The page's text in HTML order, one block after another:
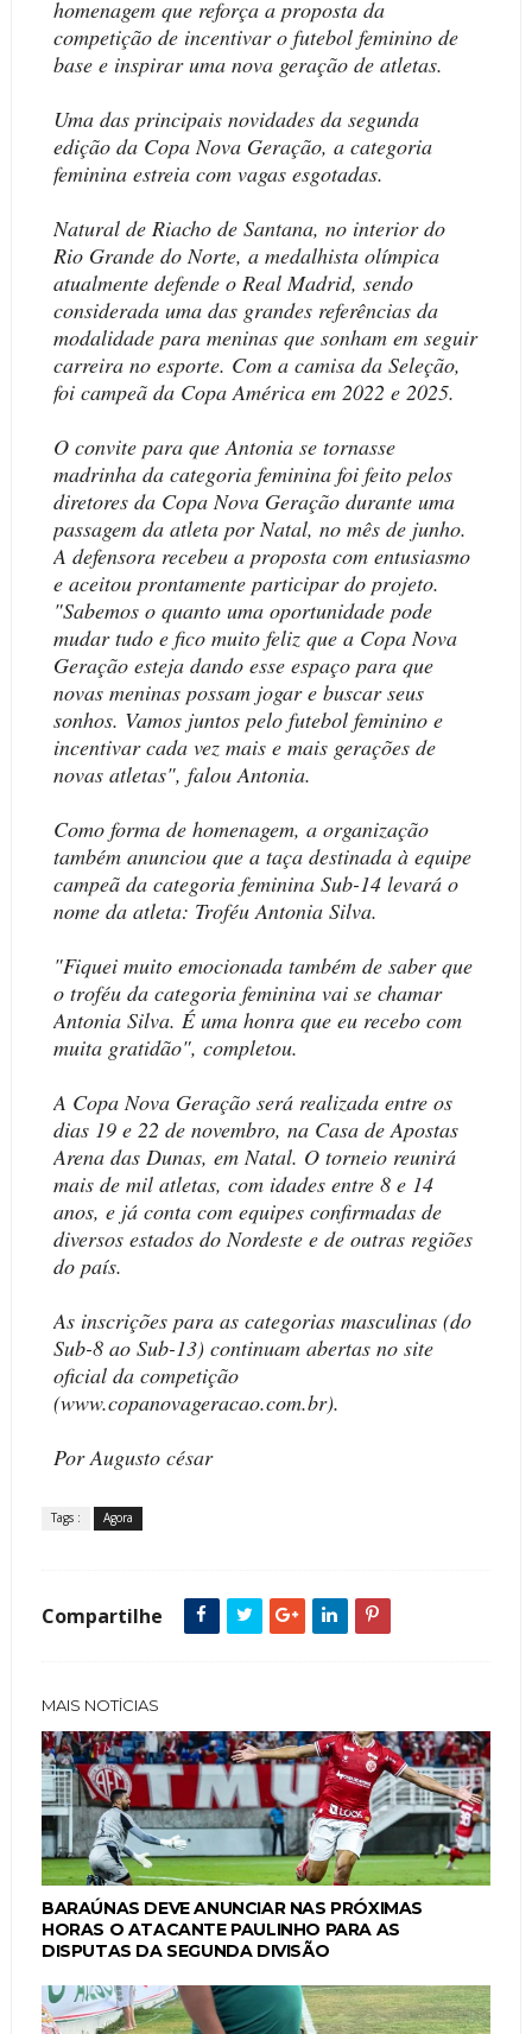
homenagem que reforça a proposta da
competição de incentivar o futebol feminino de
base e inspirar uma nova geração de atletas.
Uma das principais novidades da segunda
edição da Copa Nova Geração, a categoria
feminina estreia com vagas esgotadas.
Natural de Riacho de Santana, no interior do
Rio Grande do Norte, a medalhista olímpica
atualmente defende o Real Madrid, sendo
considerada uma das grandes referências da
modalidade para meninas que sonham em seguir
carreira no esporte. Com a camisa da Seleção,
foi campeã da Copa América em 2022 e 2025.
O convite para que Antonia se tornasse
madrinha da categoria feminina foi feito pelos
diretores da Copa Nova Geração durante uma
passagem da atleta por Natal, no mês de junho.
A defensora recebeu a proposta com entusiasmo
e aceitou prontamente participar do projeto.
"Sabemos o quanto uma oportunidade pode
mudar tudo e fico muito feliz que a Copa Nova
Geração esteja dando esse espaço para que
novas meninas possam jogar e buscar seus
sonhos. Vamos juntos pelo futebol feminino e
incentivar cada vez mais e mais gerações de
novas atletas", falou Antonia.
Como forma de homenagem, a organização
também anunciou que a taça destinada à equipe
campeã da categoria feminina Sub-14 levará o
nome da atleta: Troféu Antonia Silva.
"Fiquei muito emocionada também de saber que
o troféu da categoria feminina vai se chamar
Antonia Silva. É uma honra que eu recebo com
muita gratidão", completou.
A Copa Nova Geração será realizada entre os
dias 19 e 22 de novembro, na Casa de Apostas
Arena das Dunas, em Natal. O torneio reunirá
mais de mil atletas, com idades entre 8 e 14
anos, e já conta com equipes confirmadas de
diversos estados do Nordeste e de outras regiões
do país.
As inscrições para as categorias masculinas (do
Sub-8 ao Sub-13) continuam abertas no site
oficial da competição
(www.copanovageracao.com.br).
Por Augusto césar
Tags : Agora
Compartilhe
MAIS NOTÍCIAS
BARAÚNAS DEVE ANUNCIAR NAS PRÓXIMAS
HORAS O ATACANTE PAULINHO PARA AS
DISPUTAS DA SEGUNDA DIVISÃO